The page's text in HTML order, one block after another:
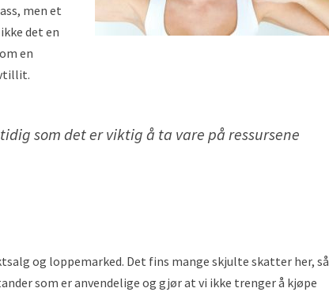
men et
det en
en
som det er viktig å ta vare på ressursene
og loppemarked. Det fins mange skjulte skatter her, så
som er anvendelige og gjør at vi ikke trenger å kjøpe